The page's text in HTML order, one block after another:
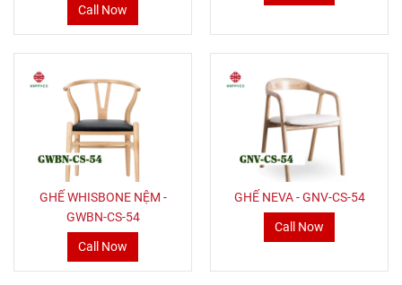
Call Now
GHẾ WHISBONE NỆM -
GWBN-CS-54
Call Now
GHẾ NEVA - GNV-CS-54
Call Now